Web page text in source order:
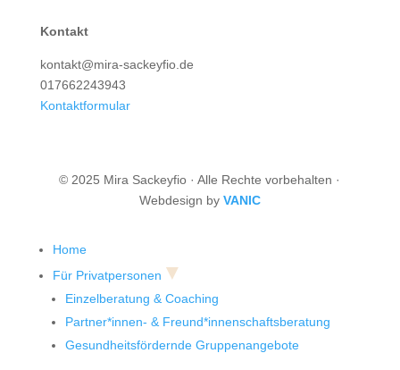
Kontakt
kontakt@mira-sackeyfio.de
017662243943
Kontaktformular
© 2025 Mira Sackeyfio · Alle Rechte vorbehalten ·
Webdesign by VANIC
Home
Für Privatpersonen ▼
Einzelberatung & Coaching
Partner*innen- & Freund*innenschaftsberatung
Gesundheitsfördernde Gruppenangebote